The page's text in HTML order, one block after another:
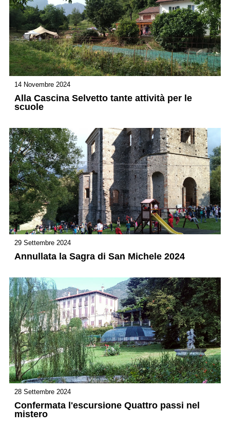
14 Novembre 2024
Alla Cascina Selvetto tante attività per le
scuole
29 Settembre 2024
Annullata la Sagra di San Michele 2024
28 Settembre 2024
Confermata l'escursione Quattro passi nel
mistero